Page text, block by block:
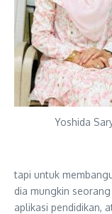
Yoshida
tapi untuk
dia mungkin
aplikasi pendidikan,